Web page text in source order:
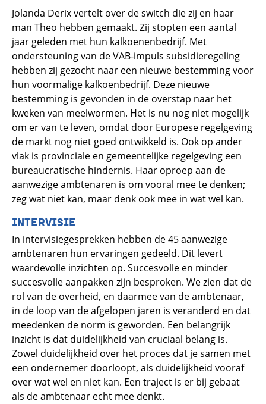
Jolanda Derix vertelt over de switch die zij en haar
man Theo hebben gemaakt. Zij stopten een aantal
jaar geleden met hun kalkoenenbedrijf. Met
ondersteuning van de VAB-impuls subsidieregeling
hebben zij gezocht naar een nieuwe bestemming voor
hun voormalige kalkoenbedrijf. Deze nieuwe
bestemming is gevonden in de overstap naar het
kweken van meelwormen. Het is nu nog niet mogelijk
om er van te leven, omdat door Europese regelgeving
de markt nog niet goed ontwikkeld is. Ook op ander
vlak is provinciale en gemeentelijke regelgeving een
bureaucratische hindernis. Haar oproep aan de
aanwezige ambtenaren is om vooral mee te denken;
zeg wat niet kan, maar denk ook mee in wat wel kan.
INTERVISIE
In intervisiegesprekken hebben de 45 aanwezige
ambtenaren hun ervaringen gedeeld. Dit levert
waardevolle inzichten op. Succesvolle en minder
succesvolle aanpakken zijn besproken. We zien dat de
rol van de overheid, en daarmee van de ambtenaar,
in de loop van de afgelopen jaren is veranderd en dat
meedenken de norm is geworden. Een belangrijk
inzicht is dat duidelijkheid van cruciaal belang is.
Zowel duidelijkheid over het proces dat je samen met
een ondernemer doorloopt, als duidelijkheid vooraf
over wat wel en niet kan. Een traject is er bij gebaat
als de ambtenaar echt mee denkt.